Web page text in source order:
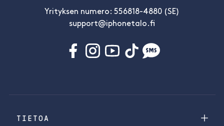
Yrityksen numero: 556818-4880 (SE)
support@iphonetalo.fi
TIETOA